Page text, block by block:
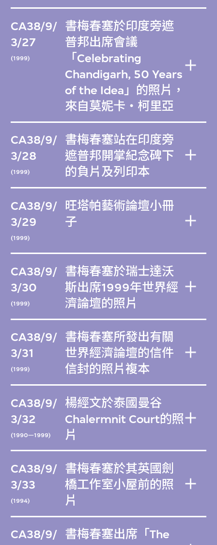
CA38/9/
3/27
(1999)
書梅春塞於印度旁遮
普邦出席會議
「Celebrating
Chandigarh, 50 Years
of the Idea」的照片，
來自莫妮卡・柯里亞
CA38/9/
3/28
(1999)
書梅春塞站在印度旁
遮普邦開掌紀念碑下
的負片及列印本
CA38/9/
3/29
(1999)
旺塔帕藝術論壇小冊
子
CA38/9/
3/30
(1999)
書梅春塞於瑞士達沃
斯出席1999年世界經
濟論壇的照片
CA38/9/
3/31
(1999)
書梅春塞所發出有關
世界經濟論壇的信件
信封的照片複本
CA38/9/
3/32
(1990—1999)
楊經文於泰國曼谷
Chalermnit Court的照
片
CA38/9/
3/33
(1994)
書梅春塞於其英國劍
橋工作室小屋前的照
片
CA38/9/
書梅春塞出席「The